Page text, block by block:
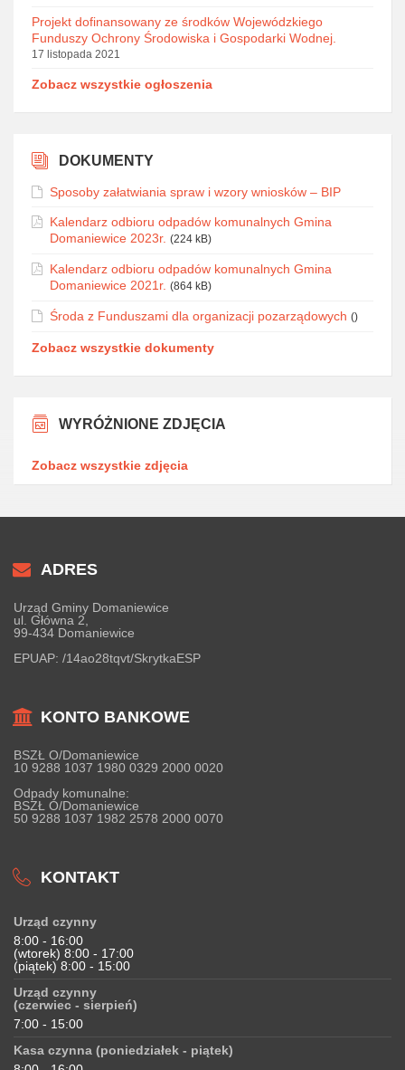
Projekt dofinansowany ze środków Wojewódzkiego
Funduszy Ochrony Środowiska i Gospodarki Wodnej.
17 listopada 2021
Zobacz wszystkie ogłoszenia
DOKUMENTY
Sposoby załatwiania spraw i wzory wniosków – BIP
Kalendarz odbioru odpadów komunalnych Gmina
Domaniewice 2023r. (224 kB)
Kalendarz odbioru odpadów komunalnych Gmina
Domaniewice 2021r. (864 kB)
Środa z Funduszami dla organizacji pozarządowych ()
Zobacz wszystkie dokumenty
WYRÓŻNIONE ZDJĘCIA
Zobacz wszystkie zdjęcia
ADRES
Urząd Gminy Domaniewice
ul. Główna 2,
99-434 Domaniewice
EPUAP: /14ao28tqvt/SkrytkaESP
KONTO BANKOWE
BSZŁ O/Domaniewice
10 9288 1037 1980 0329 2000 0020
Odpady komunalne:
BSZŁ O/Domaniewice
50 9288 1037 1982 2578 2000 0070
KONTAKT
Urząd czynny
8:00 - 16:00
(wtorek) 8:00 - 17:00
(piątek) 8:00 - 15:00
Urząd czynny
(czerwiec - sierpień)
7:00 - 15:00
Kasa czynna (poniedziałek - piątek)